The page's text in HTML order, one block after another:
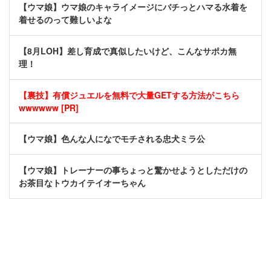
【ウマ娘】ウマ娘のキャライメージにバチっとハマる水着を
着せるのって難しいよな
【8月LOH】差し育成で真似したいけど、こんなサポカ無
理！
【裏技】有償ジュエルを無料で大量GETする方法がこちら
wwwwww [PR]
【ウマ娘】色んな人になでモチされる忠犬ミラ公
【ウマ娘】トレーナーの事ちょっと驚かせようとしただけの
お茶目なトウカイテイオーちゃん